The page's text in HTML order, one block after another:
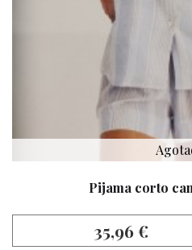
Pijama corto
35,96 €